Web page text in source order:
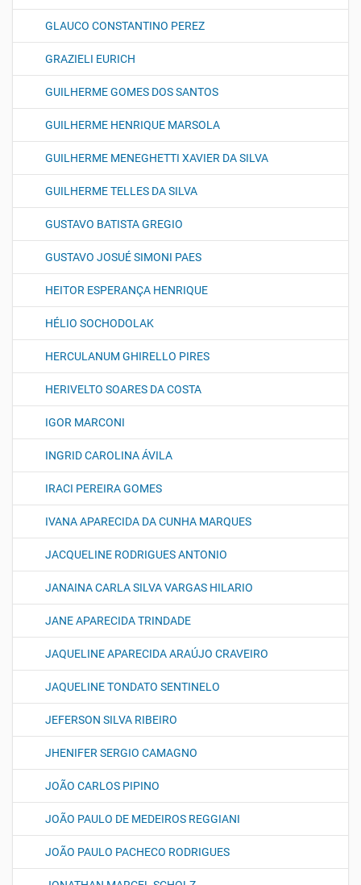
GLAUCO CONSTANTINO PEREZ
GRAZIELI EURICH
GUILHERME GOMES DOS SANTOS
GUILHERME HENRIQUE MARSOLA
GUILHERME MENEGHETTI XAVIER DA SILVA
GUILHERME TELLES DA SILVA
GUSTAVO BATISTA GREGIO
GUSTAVO JOSUÉ SIMONI PAES
HEITOR ESPERANÇA HENRIQUE
HÉLIO SOCHODOLAK
HERCULANUM GHIRELLO PIRES
HERIVELTO SOARES DA COSTA
IGOR MARCONI
INGRID CAROLINA ÁVILA
IRACI PEREIRA GOMES
IVANA APARECIDA DA CUNHA MARQUES
JACQUELINE RODRIGUES ANTONIO
JANAINA CARLA SILVA VARGAS HILARIO
JANE APARECIDA TRINDADE
JAQUELINE APARECIDA ARAÚJO CRAVEIRO
JAQUELINE TONDATO SENTINELO
JEFERSON SILVA RIBEIRO
JHENIFER SERGIO CAMAGNO
JOÃO CARLOS PIPINO
JOÃO PAULO DE MEDEIROS REGGIANI
JOÃO PAULO PACHECO RODRIGUES